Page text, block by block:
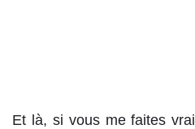
Et là, si vous me faites